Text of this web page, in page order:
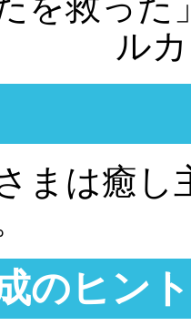
ル
まは癒し
のヒント